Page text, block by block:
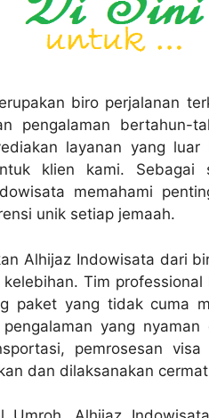
biro perjalanan
pengalaman
layanan yang
klien kami. Sebagai
memahami
unik setiap jemaah.
Alhijaz Indowisata dari
Tim
paket yang tidak cuma
yang
pemrosesan
dan dilaksanakan